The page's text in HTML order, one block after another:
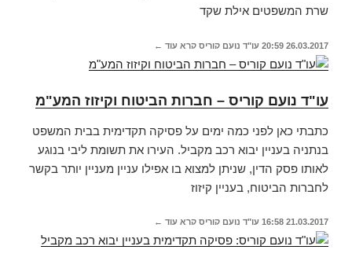
שרת המשפטים אילת שקד
26.03.2017
20:59 עו"ד נועם קוריס קרא עוד ←
עו"ד נועם קוריס – חברות הביטוח וקיזוז המע"מ
כתבתי כאן לפני כמה ימים על פסיקה תקדימית בבית המשפט
בנתניה בעניין יבוא רכב מקביל. העירו את תשומת ליבי בנוגע
לאותו פסק הדין, שניתן למצוא בו אפילו עניין מעניין יותר בקשר
לחברות הביטוח, בעניין קיזוז
21.03.2017
16:58 עו"ד נועם קוריס קרא עוד ←